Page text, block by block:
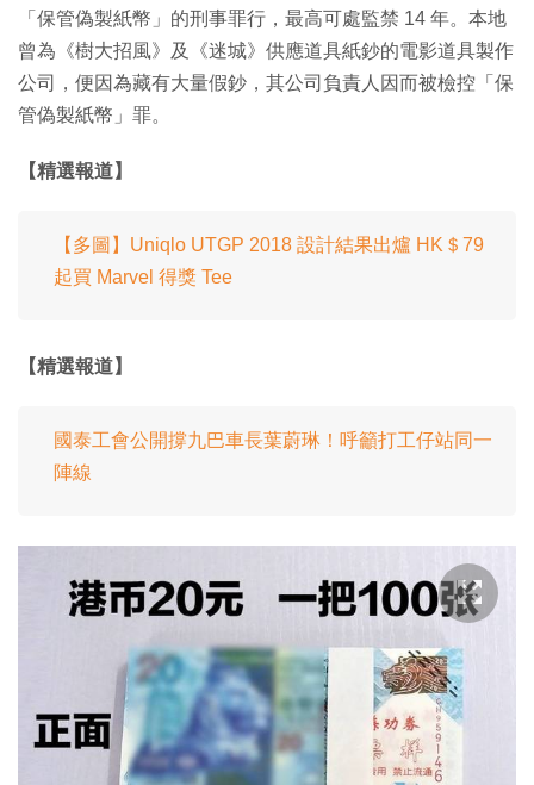
「保管偽製紙幣」的刑事罪行，最高可處監禁 14 年。本地
曾為《樹大招風》及《迷城》供應道具紙鈔的電影道具製作
公司，便因為藏有大量假鈔，其公司負責人因而被檢控「保
管偽製紙幣」罪。
【精選報道】
【多圖】Uniqlo UTGP 2018 設計結果出爐 HK＄79
起買 Marvel 得獎 Tee
【精選報道】
國泰工會公開撐九巴車長葉蔚琳！呼籲打工仔站同一
陣線